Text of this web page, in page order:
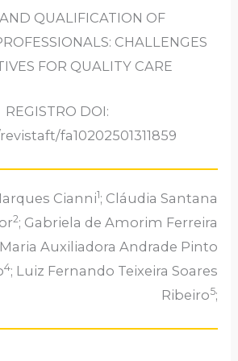
QUALIFICATION OF
CHALLENGES
FOR QUALITY CARE
REGISTRO DOI:
fa10202501311859
Cianni1; Cláudia Santana
2; Gabriela de Amorim Ferreira
Maria Auxiliadora Andrade Pinto
4; Luiz Fernando Teixeira Soares
Ribeiro5;